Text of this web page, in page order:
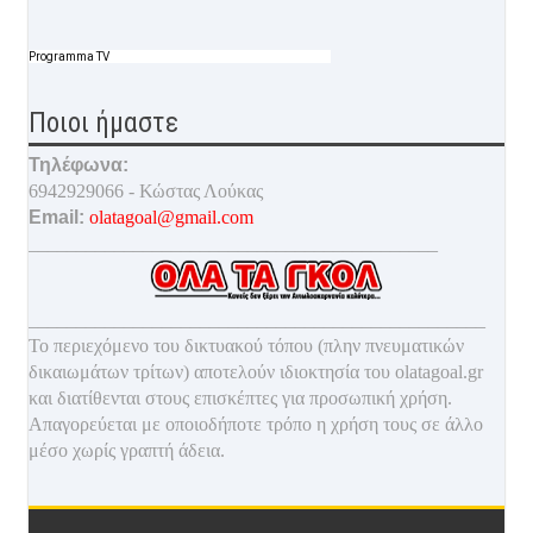
Programma TV
Ποιοι ήμαστε
Τηλέφωνα:
6942929066 - Κώστας Λούκας
Email: olatagoal@gmail.com
Το περιεχόμενο του δικτυακού τόπου (πλην πνευματικών
δικαιωμάτων τρίτων) αποτελούν ιδιοκτησία του olatagoal.gr
και διατίθενται στους επισκέπτες για προσωπική χρήση.
Απαγορεύεται με οποιοδήποτε τρόπο η χρήση τους σε άλλο
μέσο χωρίς γραπτή άδεια.